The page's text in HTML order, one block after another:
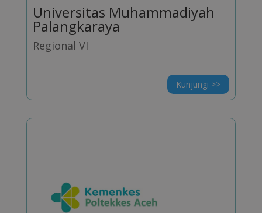
Universitas Muhammadiyah
Palangkaraya
Regional VI
Kunjungi >>